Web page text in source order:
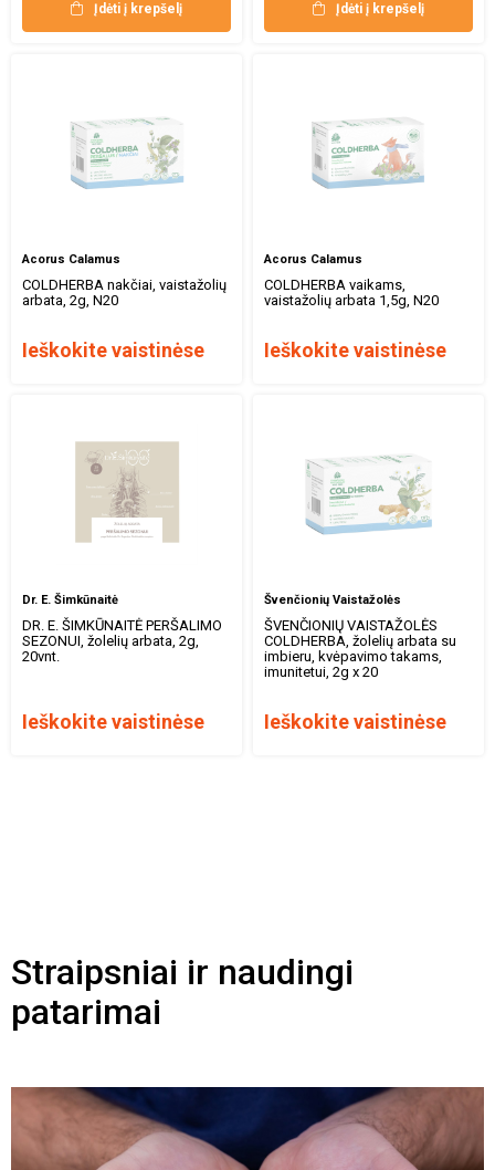
Įdėti į krepšelį Įdėti į krepšelį
Acorus Calamus
COLDHERBA nakčiai, vaistažolių
arbata, 2g, N20
Ieškokite vaistinėse
Acorus Calamus
COLDHERBA vaikams,
vaistažolių arbata 1,5g, N20
Ieškokite vaistinėse
Dr. E. Šimkūnaitė
DR. E. ŠIMKŪNAITĖ PERŠALIMO
SEZONUI, žolelių arbata, 2g,
20vnt.
Ieškokite vaistinėse
Švenčionių Vaistažolės
ŠVENČIONIŲ VAISTAŽOLĖS
COLDHERBA, žolelių arbata su
imbieru, kvėpavimo takams,
imunitetui, 2g x 20
Ieškokite vaistinėse
Straipsniai ir naudingi
patarimai